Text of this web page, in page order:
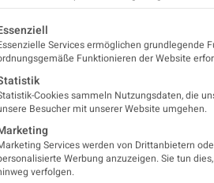
Innsbruck auf Univ.-
Trauer beklagen wir den
Prof. DDr. Gregor K.
Er hat die Entwicklung der
eine Liste der Service-Gruppen,
Services ermöglichen grundlegende
Funktionieren der Website
Cookies sammeln Nutzungsdaten, die
Besucher mit unserer Website umgehen.
Services werden von Drittanbietern
Werbung anzuzeigen. Sie tun
verfolgen.